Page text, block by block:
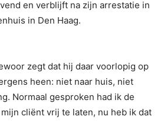
en verblijft na zijn arrestatie in
in Den Haag.
zegt dat hij daar voorlopig op
heen: niet naar huis, niet
Normaal gesproken had ik de
cliënt vrij te laten, nu heb ik dat